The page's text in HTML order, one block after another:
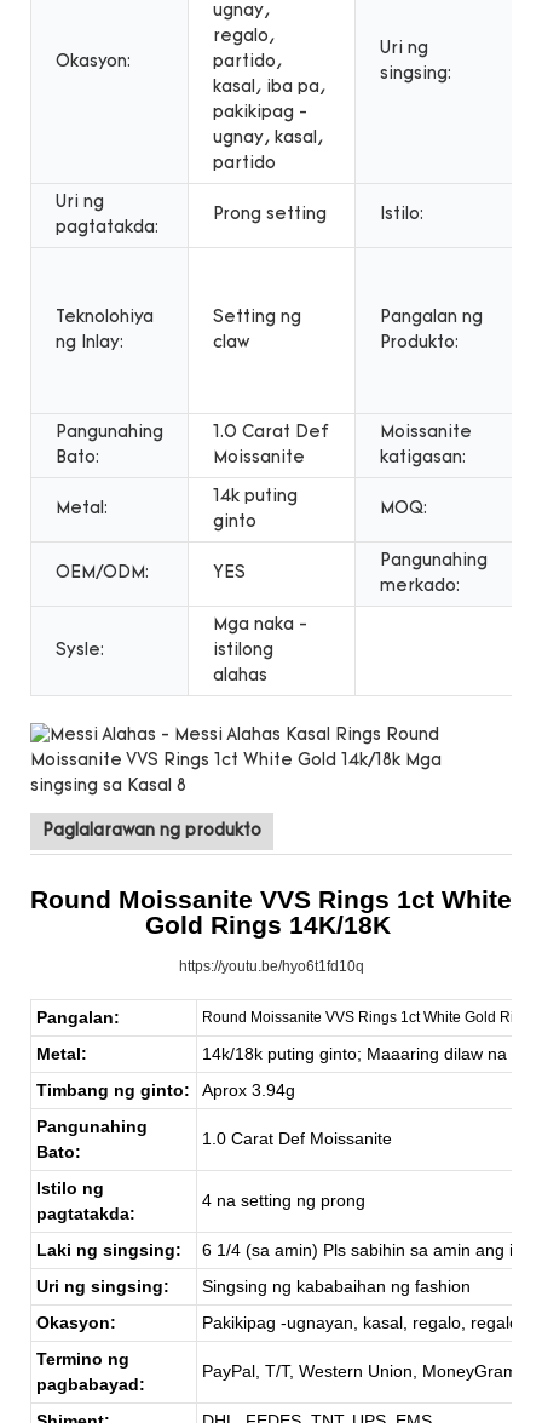
Okasyon:
ugnay,
regalo,
partido,
kasal, iba pa,
pakikipag -
ugnay, kasal,
partido
Uri ng
singsing:
Uri ng
pagtatakda:
Prong setting Istilo:
Teknolohiya
ng Inlay:
Setting ng
claw
Pangalan ng
Produkto:
Pangunahing
Bato:
1.0 Carat Def
Moissanite
Moissanite
katigasan:
Metal:
14k puting
ginto
MOQ:
OEM/ODM: YES
Pangunahing
merkado:
Sysle:
Mga naka -
istilong
alahas
Paglalarawan ng produkto
Round Moissanite VVS Rings 1ct White
Gold Rings 14K/18K
https://youtu.be/hyo6t1fd10q
Pangalan: Round Moissanite VVS Rings 1ct White Gold
Metal:
14k/18k puting ginto; Maaaring dilaw na
Timbang ng ginto:
Aprox 3.94g
Pangunahing
Bato:
1.0 Carat Def Moissanite
Istilo ng
pagtatakda:
4 na setting ng prong
Laki ng singsing:
6 1/4 (sa amin) Pls sabihin sa amin ang
Uri ng singsing:
Singsing ng kababaihan ng fashion
Okasyon:
Pakikipag -ugnayan, kasal, regalo, regalo
Termino ng
pagbabayad:
PayPal, T/T, Western Union, MoneyGram